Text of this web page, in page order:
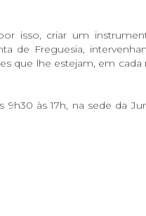
isso, criar um
de Freguesia,
que lhe estejam, em
9h30 às 17h, na sede da